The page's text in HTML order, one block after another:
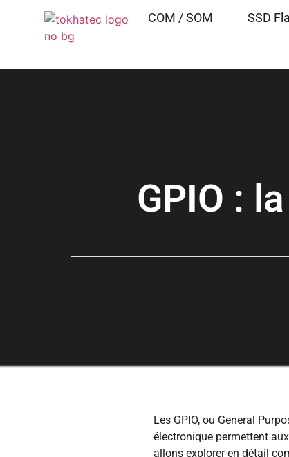
COM / SOM SSD
GPIO :
Les GPIO, ou General
électronique permettent
allons explorer en détail